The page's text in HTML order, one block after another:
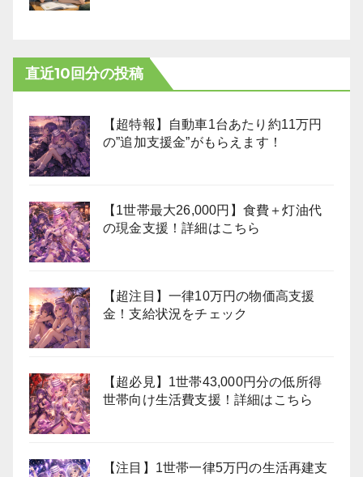
直近10回分の投稿
【超特報】自動車1台あたり約11万円
の”追加支援金”がもらえます！
【1世帯最大26,000円】食費＋灯油代
の現金支援！詳細はこちら
【超注目】一律10万円の物価高支援
金！支給状況をチェック
【超必見】1世帯43,000円分の低所得
世帯向け生活費支援！詳細はこちら
【注目】1世帯一律5万円の生活再建支